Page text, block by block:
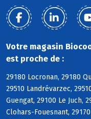
Votre magasin
est proche de :
29180 Locronan, 29180
29510 Landrévarzec,
Guengat, 29100 Le Juch,
Clohars-Fouesnant,